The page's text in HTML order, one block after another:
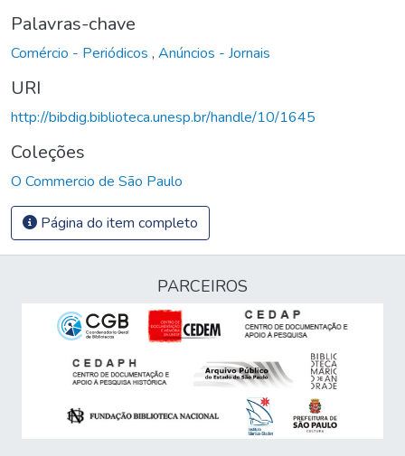
Palavras-chave
Comércio - Periódicos , Anúncios - Jornais
URI
http://bibdig.biblioteca.unesp.br/handle/10/1645
Coleções
O Commercio de São Paulo
Página do item completo
PARCEIROS